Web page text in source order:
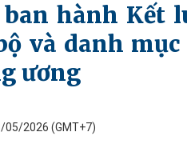
hành Kết
và danh
ương
05/2026 (GMT+7)